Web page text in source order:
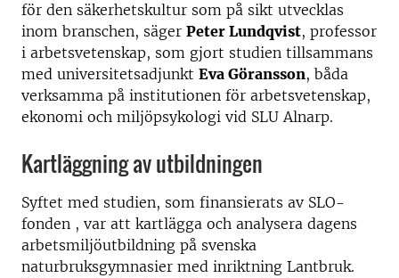
för den säkerhetskultur som på sikt utvecklas
inom branschen, säger Peter Lundqvist, professor
i arbetsvetenskap, som gjort studien tillsammans
med universitetsadjunkt Eva Göransson, båda
verksamma på institutionen för arbetsvetenskap,
ekonomi och miljöpsykologi vid SLU Alnarp.
Kartläggning av utbildningen
Syftet med studien, som finansierats av SLO-
fonden , var att kartlägga och analysera dagens
arbetsmiljöutbildning på svenska
naturbruksgymnasier med inriktning Lantbruk.